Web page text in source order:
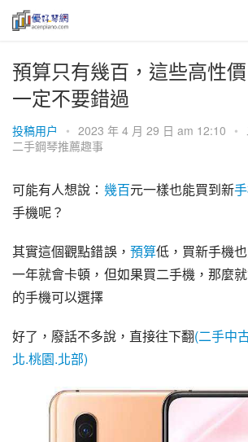
預算只有幾百，這些高性
一定不要錯過
投稿用户 • 2023 年 4 月 29 日 am 12:10 •
二手鋼琴推薦趣事
可能有人想說： 幾百元一樣也能買到新
手機呢？
其實這個觀點錯誤， 預算低，買新手機
一年就會卡頓，但如果買二手機，那麼
的手機可以選擇
好了，廢話不多說，直接往下翻(二手中
北.桃園.北部)